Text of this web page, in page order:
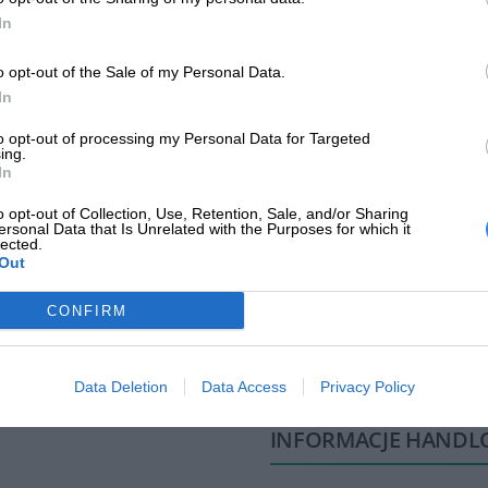
opt-out of the Sale of my Personal Data.
opt-out of processing my Personal Data for Targeted
opt-out of Collection, Use, Retention, Sale, and/or Sharing
Data that Is Unrelated with the Purposes for which it
CONFIRM
Data Deletion Data Access Privacy Policy
są testowane i dostosowane do konkretnych modeli drukarek, co
Tonery HP są integralną częścią procesu drukowania w drukarkach
Nazwa produktu
Pojemnik na zużyty toner HP
Producent Samsung
Wydajność (5% pokrycia) 33500 stron
Głębokość
Wysokość 4.2 cali
INFORMACJE